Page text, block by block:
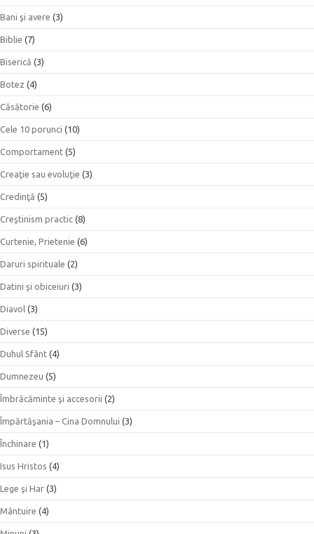
Bani şi avere (3)
Biblie (7)
Biserică (3)
Botez (4)
Căsătorie (6)
Cele 10 porunci (10)
Comportament (5)
Creaţie sau evoluţie (3)
Credinţă (5)
Creştinism practic (8)
Curtenie, Prietenie (6)
Daruri spirituale (2)
Datini şi obiceiuri (3)
Diavol (3)
Diverse (15)
Duhul Sfânt (4)
Dumnezeu (5)
Îmbrăcăminte şi accesorii (2)
Împărtăşania – Cina Domnului (3)
Închinare (1)
Isus Hristos (4)
Lege şi Har (3)
Mântuire (4)